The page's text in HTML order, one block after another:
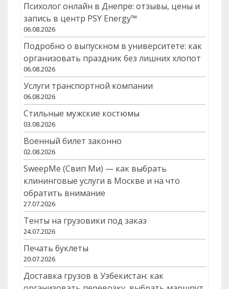
Психолог онлайн в Днепре: отзывы, цены и
запись в центр PSY Energy™
06.08.2026
Подробно о выпускном в университете: как
организовать праздник без лишних хлопот
06.08.2026
Услуги транспортной компании
06.08.2026
Стильные мужские костюмы
03.08.2026
Военный билет законно
02.08.2026
SweepMe (Свип Ми) — как выбрать
клининговые услуги в Москве и на что
обратить внимание
27.07.2026
Тенты на грузовики под заказ
24.07.2026
Печать буклеты
20.07.2026
Доставка грузов в Узбекистан: как